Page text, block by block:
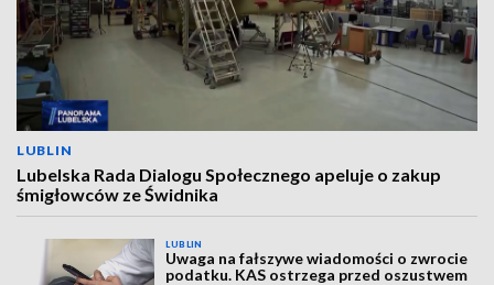
LUBLIN
Lubelska Rada Dialogu Społecznego apeluje o zakup
śmigłowców ze Świdnika
LUBLIN
Uwaga na fałszywe wiadomości o zwrocie
podatku. KAS ostrzega przed oszustwem